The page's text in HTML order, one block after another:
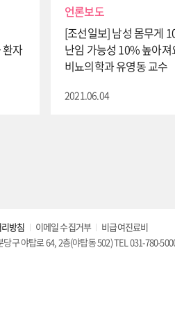
자
언론보도
[조선일보] 남성 몸무게
난임 가능성 10% 높아져
비뇨의학과 유영동 교수
2021.06.04
방침 이메일 수집거부
비급여진료비
구 야탑로 64, 2층(야탑동 502) TEL 031-780-